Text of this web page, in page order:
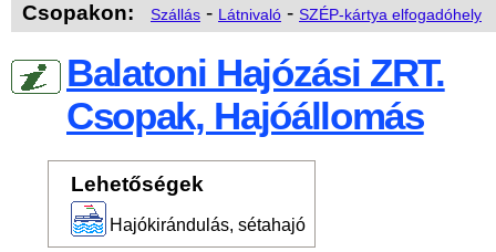
Csopakon: Szállás - Látnivaló - SZÉP-kártya elfogadóhely
Balatoni Hajózási ZRT.
Csopak, Hajóállomás
Lehetőségek
Hajókirándulás, sétahajó